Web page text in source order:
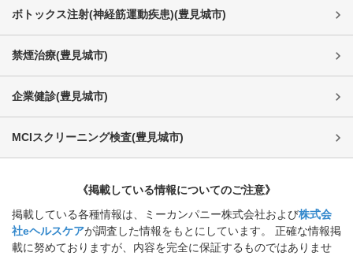
ボトックス注射(神経筋運動疾患)(豊見城市)
禁煙治療(豊見城市)
企業健診(豊見城市)
MCIスクリーニング検査(豊見城市)
《掲載している情報についてのご注意》
掲載している各種情報は、ミーカンパニー株式会社および株式会
社eヘルスケアが調査した情報をもとにしています。 正確な情報掲
載に努めておりますが、内容を完全に保証するものではありませ